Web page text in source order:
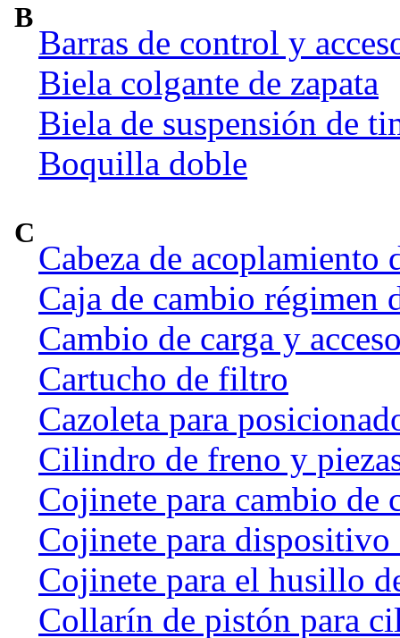
B
Barras de control y
Biela colgante de zapata
Biela de suspensión de
Boquilla doble
C
Cabeza de acoplamiento
Caja de cambio régimen
Cambio de carga y
Cartucho de filtro
Cazoleta para
Cilindro de freno y
Cojinete para cambio de
Cojinete para
Cojinete para el husillo
Collarín de pistón para